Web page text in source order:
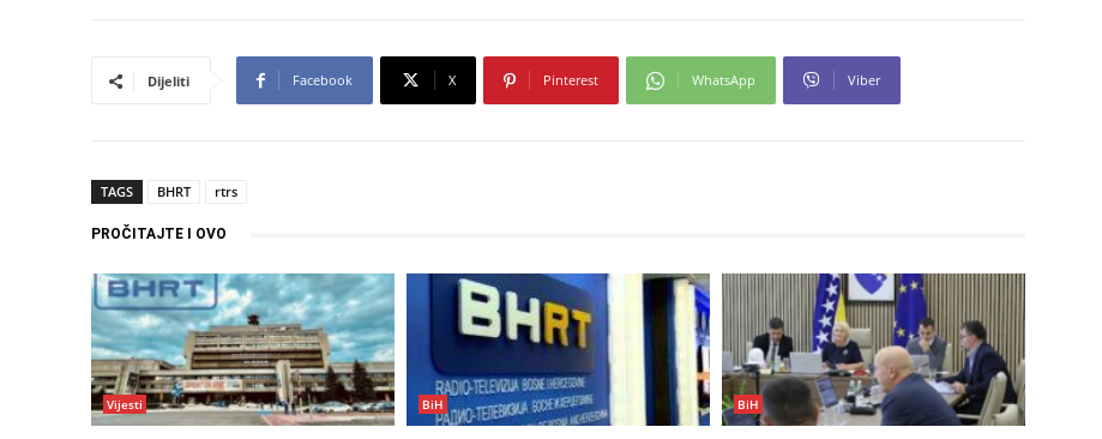
Dijeliti Facebook X Pinterest WhatsApp Viber
TAGS BHRT rtrs
PROČITAJTE I OVO
Vijesti BiH BiH